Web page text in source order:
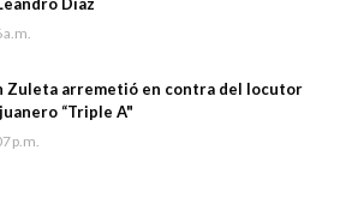
Díaz
a.m.
Zuleta arremetió en contra del locutor
“Triple A"
p.m.